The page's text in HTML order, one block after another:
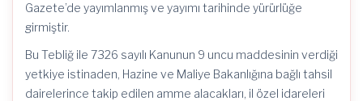
Gazete’de yayımlanmış ve yayımı tarihinde yürürlüğe
girmiştir.
Bu Tebliğ ile 7326 sayılı Kanunun 9 uncu maddesinin verdiği
yetkiye istinaden, Hazine ve Maliye Bakanlığına bağlı tahsil
dairelerince takip edilen amme alacakları, il özel idareleri